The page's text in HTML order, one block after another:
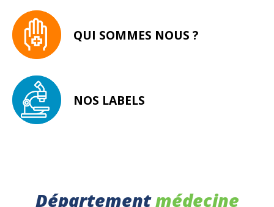
QUI SOMMES NOUS ?
NOS LABELS
Départementmédecine